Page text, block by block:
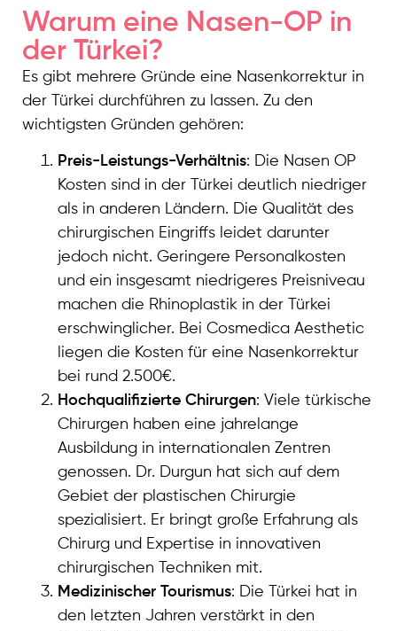
Warum eine Nasen-OP in
der Türkei?
Es gibt mehrere Gründe eine Nasenkorrektur in
der Türkei durchführen zu lassen. Zu den
wichtigsten Gründen gehören:
Preis-Leistungs-Verhältnis: Die Nasen OP
Kosten sind in der Türkei deutlich niedriger
als in anderen Ländern. Die Qualität des
chirurgischen Eingriffs leidet darunter
jedoch nicht. Geringere Personalkosten
und ein insgesamt niedrigeres Preisniveau
machen die Rhinoplastik in der Türkei
erschwinglicher. Bei Cosmedica Aesthetic
liegen die Kosten für eine Nasenkorrektur
bei rund 2.500€.
Hochqualifizierte Chirurgen: Viele türkische
Chirurgen haben eine jahrelange
Ausbildung in internationalen Zentren
genossen. Dr. Durgun hat sich auf dem
Gebiet der plastischen Chirurgie
spezialisiert. Er bringt große Erfahrung als
Chirurg und Expertise in innovativen
chirurgischen Techniken mit.
Medizinischer Tourismus: Die Türkei hat in
den letzten Jahren verstärkt in den